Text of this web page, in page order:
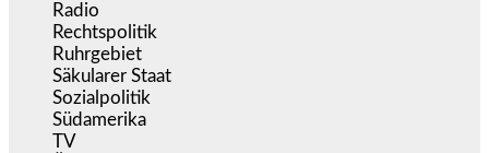
Radio
Rechtspolitik
Ruhrgebiet
Säkularer Staat
Sozialpolitik
Südamerika
TV